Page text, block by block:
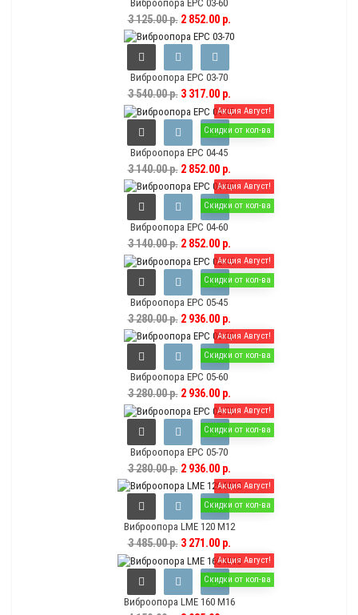
Виброопора EPC 03-60
3 125.00 р.2 852.00 р.
Виброопора EPC 03-70
3 540.00 р.3 317.00 р.
Акция Август!
Скидки от кол-ва
Виброопора EPC 04-45
3 140.00 р.2 852.00 р.
Акция Август!
Скидки от кол-ва
Виброопора EPC 04-60
3 140.00 р.2 852.00 р.
Акция Август!
Скидки от кол-ва
Виброопора EPC 05-45
3 280.00 р.2 936.00 р.
Акция Август!
Скидки от кол-ва
Виброопора EPC 05-60
3 280.00 р.2 936.00 р.
Акция Август!
Скидки от кол-ва
Виброопора EPC 05-70
3 280.00 р.2 936.00 р.
Акция Август!
Скидки от кол-ва
Виброопора LME 120 M12
3 485.00 р.3 271.00 р.
Акция Август!
Скидки от кол-ва
Виброопора LME 160 M16